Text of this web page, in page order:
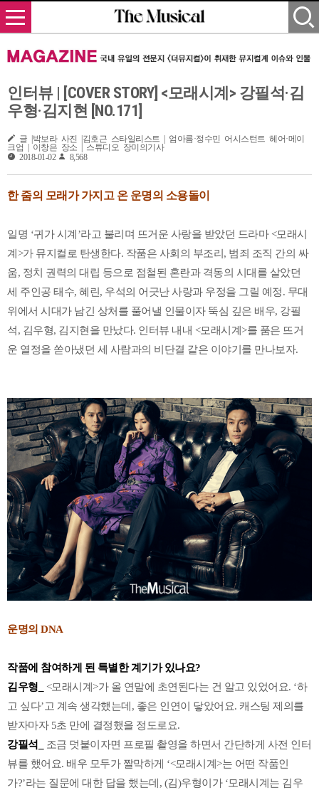
인터뷰 | [COVER STORY] <모래시계> 강필석·김
우형·김지현 [NO.171]
글 |박보라 사진 |김호근 스타일리스트 | 엄아름·정수민 어시스턴트 헤어·메이
크업 | 이창은 장소 | 스튜디오 장미의기사
2018-01-02
8,568
한 줌의 모래가 가지고 온 운명의 소용돌이
일명 ‘귀가 시계’라고 불리며 뜨거운 사랑을 받았던 드라마 <모래시
계>가 뮤지컬로 탄생한다. 작품은 사회의 부조리, 범죄 조직 간의 싸
움, 정치 권력의 대립 등으로 점철된 혼란과 격동의 시대를 살았던
세 주인공 태수, 혜린, 우석의 어긋난 사랑과 우정을 그릴 예정. 무대
위에서 시대가 남긴 상처를 풀어낼 인물이자 뚝심 깊은 배우, 강필
석, 김우형, 김지현을 만났다. 인터뷰 내내 <모래시계>를 품은 뜨거
운 열정을 쏟아냈던 세 사람과의 비단결 같은 이야기를 만나보자.
운명의 DNA
작품에 참여하게 된 특별한 계기가 있나요?
김우형_
<모래시계>가 올 연말에 초연된다는 건 알고 있었어요. ‘하
고 싶다’고 계속 생각했는데, 좋은 인연이 닿았어요. 캐스팅 제의를
받자마자 5초 만에 결정했을 정도로요.
강필석_
조금 덧붙이자면 프로필 촬영을 하면서 간단하게 사전 인터
뷰를 했어요. 배우 모두가 짤막하게 ‘<모래시계>는 어떤 작품인
가?’라는 질문에 대한 답을 했는데, (김)우형이가 ‘모래시계는 김우